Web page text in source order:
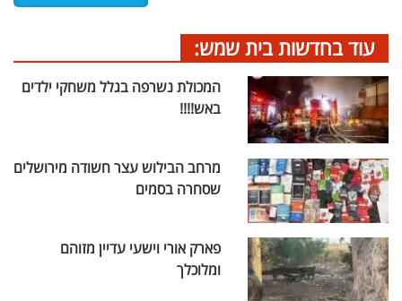
עוד בחדשות בית שמש:
המכולת נשרפה בגלל משחקי ילדים
באש!!!!
מרחב הבילוש עצר חשודה מירושלים
שסחרה בסמים
פארק אורי וישעי עדיין מזוהם
ומלוכלך